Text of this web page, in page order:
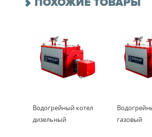
ПОХОЖИЕ ТОВАРЫ
Водогрейный котел
дизельный
газовый